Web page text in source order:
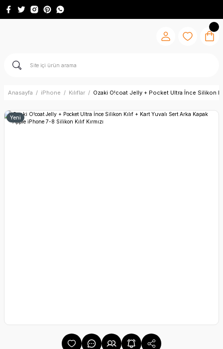
Anasayfa iPhone Kılıflar Ozaki O!coat Jelly + Pocket Ultra İnce Silikon
Yeni